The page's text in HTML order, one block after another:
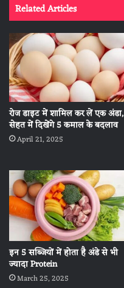
Related Articles
रोज डाइट में शामिल कर लें एक अंडा,
सेहत में दिखेंगे 5 कमाल के बदलाव
April 21, 2025
इन 5 सब्जियों में होता है अंडे से भी
ज्यादा Protein
March 25, 2025